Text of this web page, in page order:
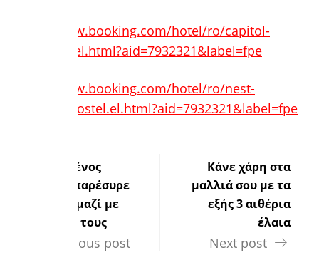
https://www.booking.com/hotel/ro/capitol-
bucharest.el.html?aid=7932321&label=fpe
https://www.booking.com/hotel/ro/nest-
boutique-hostel.el.html?aid=7932321&label=fpe
Μεθυσμένος
οδηγός παρέσυρε
ζευγάρι μαζί με
το παιδί τους
Previous post
Κάνε χάρη στα
μαλλιά σου με τα
εξής 3 αιθέρια
έλαια
Next post